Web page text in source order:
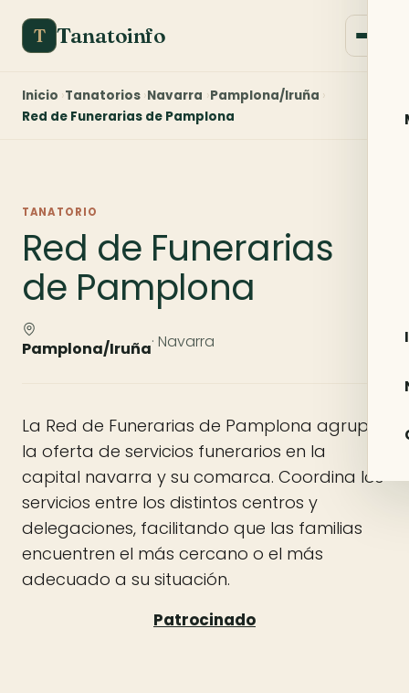
T Tanatoinfo
Inicio Tanatorios Navarra Pamplona/Iruña
Red de Funerarias de Pamplona
TANATORIO
Red de Funerarias
de Pamplona
Pamplona/Iruña· Navarra
La Red de Funerarias de Pamplona agrupa
la oferta de servicios funerarios en la
capital navarra y su comarca. Coordina los
servicios entre los distintos centros y
delegaciones, facilitando que las familias
encuentren el más cercano o el más
adecuado a su situación.